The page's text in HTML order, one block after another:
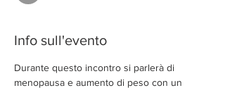
Info sull'evento
Durante questo incontro si parlerà di
menopausa e aumento di peso con un